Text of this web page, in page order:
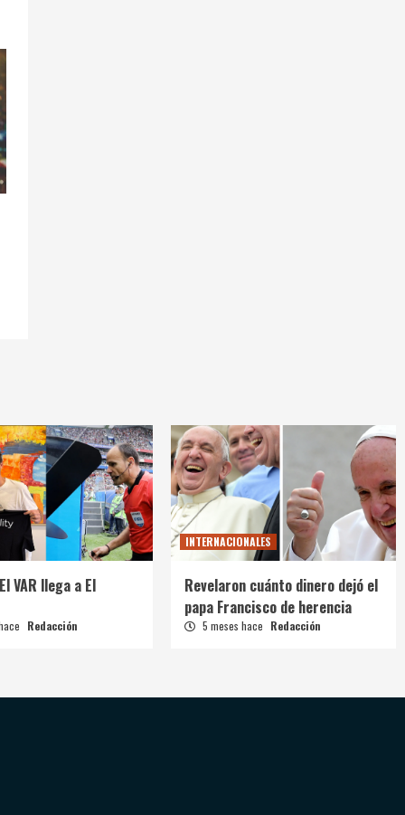
VAR llega a El
Redacción
INTERNACIONALES
Revelaron cuánto dinero dejó el
papa Francisco de herencia
5 meses hace Redacción